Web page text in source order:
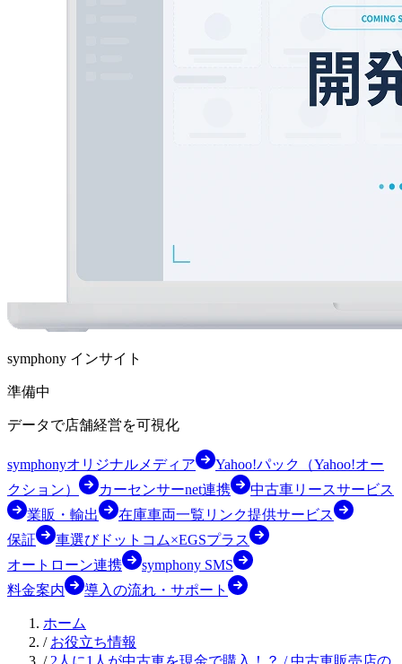
symphony インサイト
準備中
データで店舗経営を可視化
symphonyオリジナルメディア
Yahoo!パック（Yahoo!オー
クション）
カーセンサーnet連携
中古車リースサービス
業販・輸出
在庫車両一覧リンク提供サービス
保証
車選びドットコム×EGSプラス
オートローン連携
symphony SMS
料金案内
導入の流れ・サポート
ホーム
/ お役立ち情報
/ 2人に1人が中古車を現金で購入！？ / 中古車販売店の